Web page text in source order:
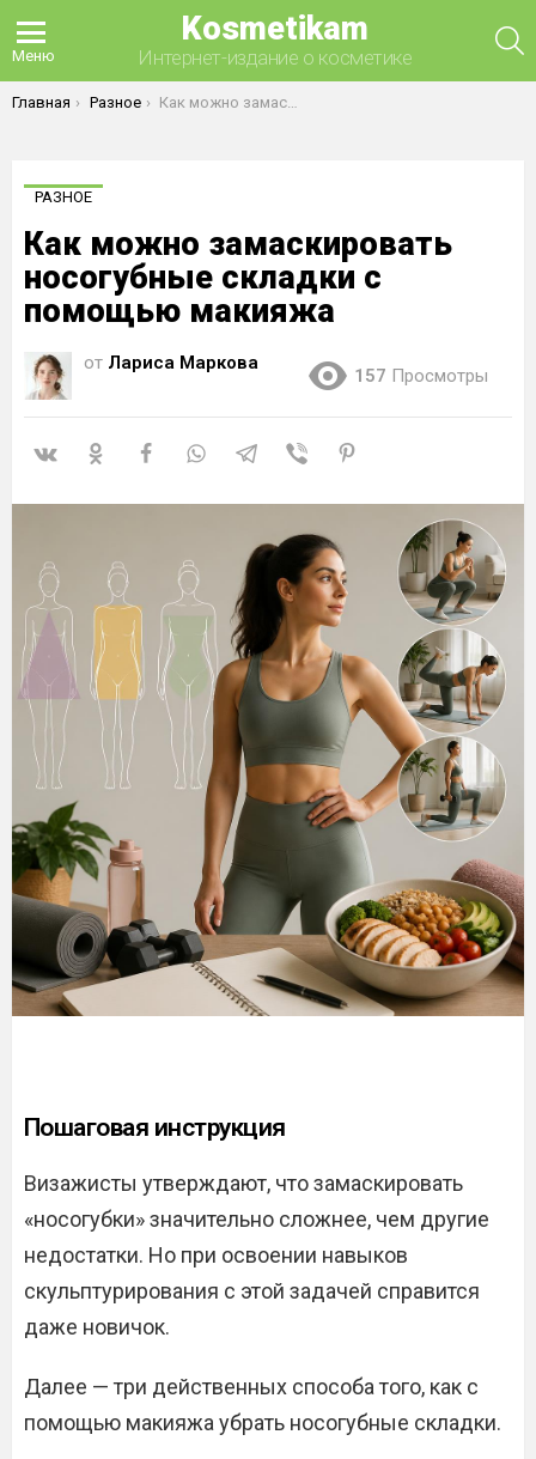
Меню
Kosmetikam
Интернет-издание о косметике
Вы здесь:
Главная Разное Как можно замаскировать носогубные складки с помощью макияжа
РАЗНОЕ
Как можно замаскировать
носогубные складки с
помощью макияжа
от Лариса Маркова
157 Просмотры
Пошаговая инструкция
Визажисты утверждают, что замаскировать
«носогубки» значительно сложнее, чем другие
недостатки. Но при освоении навыков
скульптурирования с этой задачей справится
даже новичок.
Далее — три действенных способа того, как с
помощью макияжа убрать носогубные складки.